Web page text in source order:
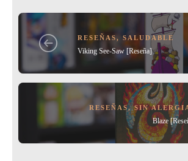
o
k
RESEÑAS, SALUDABLE
Viking See-Saw [Reseña]
RESEÑAS,SIN
Blaze